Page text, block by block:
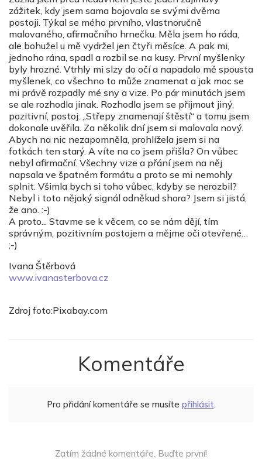
zážitek, kdy jsem sama bojovala se svými dvěma
postoji. Týkal se mého prvního, vlastnoručně
malovaného, afirmačního hrnečku. Měla jsem ho ráda,
ale bohužel u mě vydržel jen čtyři měsíce. A pak mi,
jednoho rána, spadl a rozbil se na kusy. První myšlenky
byly hrozné. Vtrhly mi slzy do očí a napadalo mě spousta
myšlenek, co všechno to může znamenat a jak moc se
mi právě rozpadly mé sny a vize. Po pár minutách jsem
se ale rozhodla jinak. Rozhodla jsem se přijmout jiný,
pozitivní, postoj: „Střepy znamenají štěstí“ a tomu jsem
dokonale uvěřila. Za několik dní jsem si malovala nový.
Abych na nic nezapomněla, prohlížela jsem si na
fotkách ten starý. A víte na co jsem přišla? On vůbec
nebyl afirmační. Všechny vize a přání jsem na něj
napsala ve špatném formátu a proto se mi nemohly
splnit. Všimla bych si toho vůbec, kdyby se nerozbil?
Nebyl i toto nějaký signál odněkud shora? Jsem si jistá,
že ano. :-)
A proto... Stavme se k věcem, co se nám dějí, tím
správným, pozitivním postojem a mějme oči otevřené…
;-)
Ivana Štěrbová
www.ivanasterbova.cz
Zdroj foto:Pixabay.com
Komentáře
Pro přidání komentáře se musíte přihlásit.
Zatím žádné komentáře. Buďte první!